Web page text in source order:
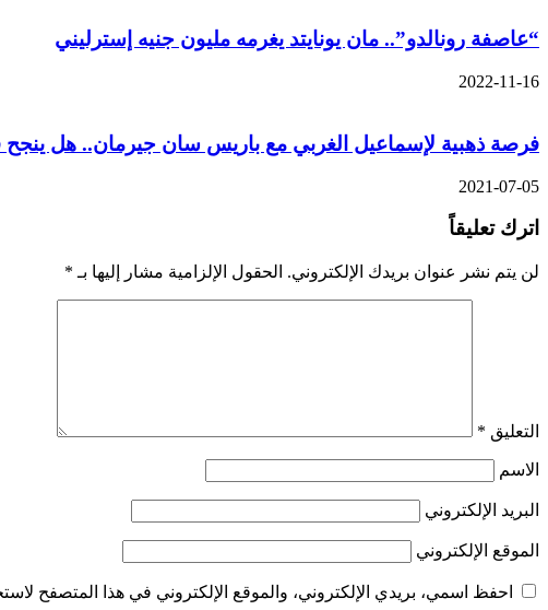
“عاصفة رونالدو”.. مان يونايتد يغرمه مليون جنيه إسترليني
2022-11-16
فرصة ذهبية لإسماعيل الغربي مع باريس سان جيرمان.. هل ينجح
2021-07-05
اترك تعليقاً
لن يتم نشر عنوان بريدك الإلكتروني. الحقول الإلزامية مشار إليها بـ *
التعليق *
الاسم
البريد الإلكتروني
الموقع الإلكتروني
احفظ اسمي، بريدي الإلكتروني، والموقع الإلكتروني في هذا المتصفح